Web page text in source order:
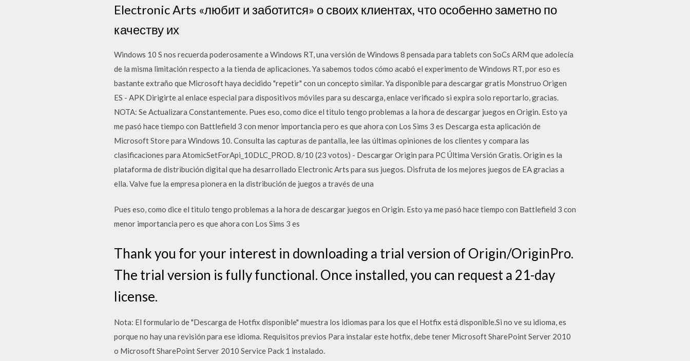
Electronic Arts «любит и заботится» о своих клиентах, что особенно заметно по
качеству их
Windows 10 S nos recuerda poderosamente a Windows RT, una versión de Windows 8 pensada para tablets con SoCs ARM que adolecía
de la misma limitación respecto a la tienda de aplicaciones. Ya sabemos todos cómo acabó el experimento de Windows RT, por eso es
bastante extraño que Microsoft haya decidido "repetir" con un concepto similar. Ya disponible para descargar gratis Monstruo Origen
ES - APK Dirigirte al enlace especial para dispositivos móviles para su descarga, enlace verificado si expira solo reportarlo, gracias.
NOTA: Se Actualizara Constantemente. Pues eso, como dice el titulo tengo problemas a la hora de descargar juegos en Origin. Esto ya
me pasó hace tiempo con Battlefield 3 con menor importancia pero es que ahora con Los Sims 3 es Descarga esta aplicación de
Microsoft Store para Windows 10. Consulta las capturas de pantalla, lee las últimas opiniones de los clientes y compara las
clasificaciones para AtomicSetForApi_10DLC_PROD. 8/10 (23 votos) - Descargar Origin para PC Última Versión Gratis. Origin es la
plataforma de distribución digital que ha desarrollado Electronic Arts para sus juegos. Disfruta de los mejores juegos de EA gracias a
ella. Valve fue la empresa pionera en la distribución de juegos a través de una
Pues eso, como dice el titulo tengo problemas a la hora de descargar juegos en Origin. Esto ya me pasó hace tiempo con Battlefield 3 con
menor importancia pero es que ahora con Los Sims 3 es
Thank you for your interest in downloading a trial version of Origin/OriginPro.
The trial version is fully functional. Once installed, you can request a 21-day
license.
Nota: El formulario de "Descarga de Hotfix disponible" muestra los idiomas para los que el Hotfix está disponible.Si no ve su idioma, es
porque no hay una revisión para ese idioma. Requisitos previos Para instalar este hotfix, debe tener Microsoft SharePoint Server 2010
o Microsoft SharePoint Server 2010 Service Pack 1 instalado.